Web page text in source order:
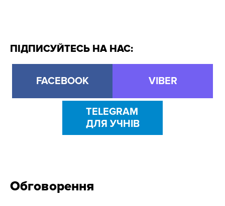
ПІДПИСУЙТЕСЬ НА НАС:
FACEBOOK VIBER
TELEGRAM
ДЛЯ УЧНІВ
Обговорення